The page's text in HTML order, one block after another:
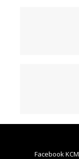
Facebook KCM